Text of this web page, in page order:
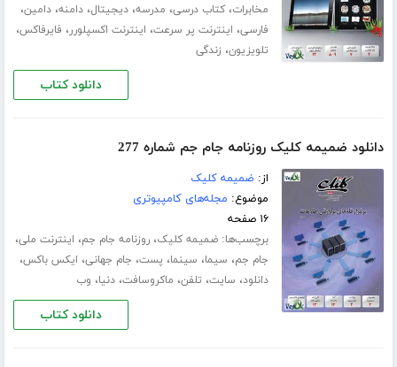
مخابرات،کتاب درسی، مدرسه،دیجیتال،دامنه،دامین،
فارسی، اینترنت پر سرعت، اینترنت اکسپلورر، فایرفاکس،
تلویزیون، زندگی
دانلود کتاب
دانلود ضمیمه کلیک روزنامه جام جم شماره 277
از: ضمیمه کلیک
موضوع: مجله‌های کامپیوتری
۱۶ صفحه
برچسب‌ها:ضمیمه کلیک،روزنامه جام جم، اینترنت ملی،
جام جم، سیما، سینما، پست، جام جهانی، ایکس باکس،
دانلود، سایت، تلفن، ماکروسافت،دنیا، وب
دانلود کتاب